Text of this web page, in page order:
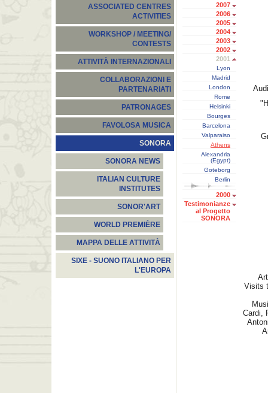
ASSOCIATED CENTRES
ACTIVITIES
WORKSHOP / MEETING/
CONTESTS
ATTIVITÀ INTERNAZIONALI
COLLABORAZIONI E
PARTENARIATI
PATRONAGES
FAVOLOSA MUSICA
SONORA
SONORA NEWS
ITALIAN CULTURE
INSTITUTES
SONOR'ART
WORLD PREMIÈRE
MAPPA DELLE ATTIVITÀ
SIXE - SUONO ITALIANO PER
L'EUROPA
2007
2006
2005
2004
2003
2002
2001
Lyon
Madrid
London
Rome
Helsinki
Bourges
Barcelona
Valparaiso
Athens
Alexandria
(Egypt)
Goteborg
Berlin
2000
Testimonianze
al Progetto
SONORA
Visits
Cardi,